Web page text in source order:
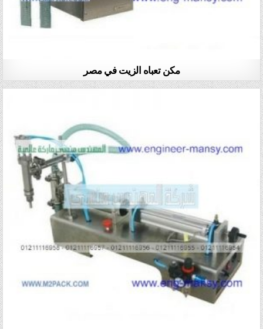
مكن تعباه الزيت في مصر